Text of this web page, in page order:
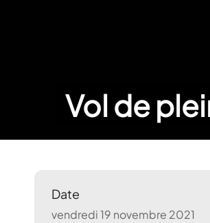
Vol de
Date
vendredi 19 novembre 2021